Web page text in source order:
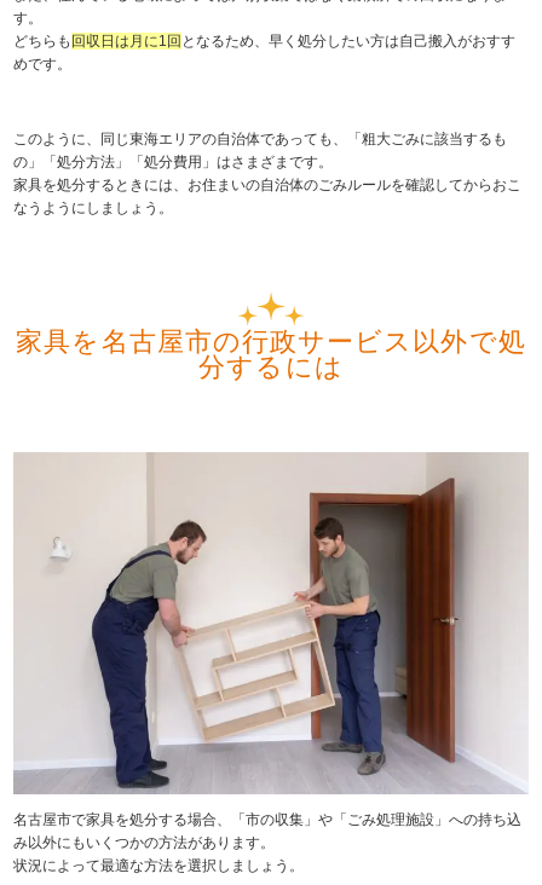
す。
どちらも 回収日は月に1回 となるため、早く処分したい方は自己搬入がおすす
めです。
このように、同じ東海エリアの自治体であっても、「粗大ごみに該当するも
の」「処分方法」「処分費用」はさまざまです。
家具を処分するときには、お住まいの自治体のごみルールを確認してからおこ
なうようにしましょう。
家具を名古屋市の行政サービス以外で処
分するには
名古屋市で家具を処分する場合、「市の収集」や「ごみ処理施設」への持ち込
み以外にもいくつかの方法があります。
状況によって最適な方法を選択しましょう。